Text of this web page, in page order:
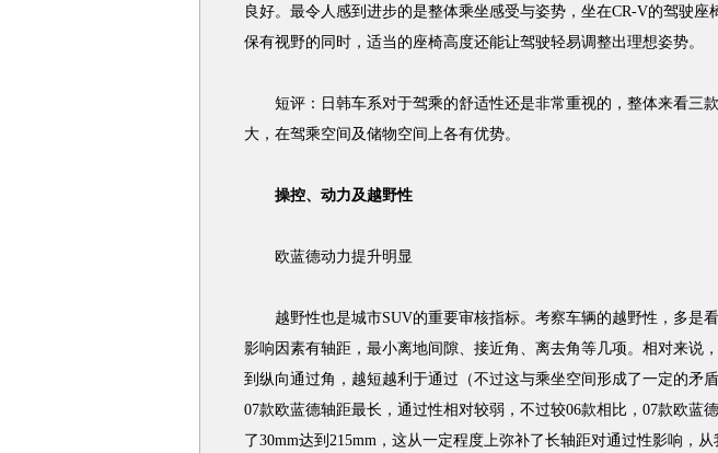
良好。最令人感到进步的是整体乘坐感受与姿势，坐在CR-V的驾驶座
保有视野的同时，适当的座椅高度还能让驾驶轻易调整出理想姿势。
短评：日韩车系对于驾乘的舒适性还是非常重视的，整体来看三
大，在驾乘空间及储物空间上各有优势。
操控、动力及越野性
欧蓝德动力提升明显
越野性也是城市SUV的重要审核指标。考察车辆的越野性，多是
影响因素有轴距，最小离地间隙、接近角、离去角等几项。相对来说
到纵向通过角，越短越利于通过（不过这与乘坐空间形成了一定的矛
07款欧蓝德轴距最长，通过性相对较弱，不过较06款相比，07款欧蓝
了30mm达到215mm，这从一定程度上弥补了长轴距对通过性影响，